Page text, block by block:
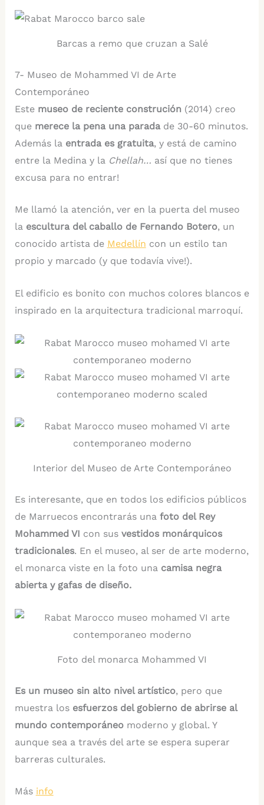
Barcas a remo que cruzan a Salé
7- Museo de Mohammed VI de Arte
Contemporáneo
Este museo de reciente construción (2014) creo
que merece la pena una paradade 30-60 minutos.
Además la entrada es gratuita, y está de camino
entre la Medina y la Chellah… así que no tienes
excusa para no entrar!
Me llamó la atención, ver en la puerta del museo
la escultura del caballo de Fernando Botero, un
conocido artista de Medellín con un estilo tan
propio y marcado (y que todavía vive!).
El edificio es bonito con muchos colores blancos e
inspirado en la arquitectura tradicional marroquí.
Interior del Museo de Arte Contemporáneo
Es interesante, que en todos los edificios públicos
de Marruecos encontrarás una foto del Rey
Mohammed VI con sus vestidos monárquicos
tradicionales. En el museo, al ser de arte moderno,
el monarca viste en la foto una camisa negra
abierta y gafas de diseño.
Foto del monarca Mohammed VI
Es un museo sin alto nivel artístico, pero que
muestra los esfuerzos del gobierno de abrirse al
mundo contemporáneomoderno y global. Y
aunque sea a través del arte se espera superar
barreras culturales.
Más info